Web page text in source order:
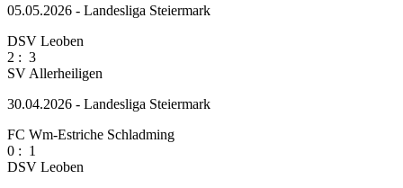
05.05.2026 - Landesliga Steiermark
DSV Leoben
2 : 3
SV Allerheiligen
30.04.2026 - Landesliga Steiermark
FC Wm-Estriche Schladming
0 : 1
DSV Leoben